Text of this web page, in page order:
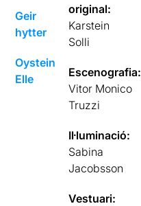
Geir
hytter
Oystein
Elle
original:
Karstein
Solli
Escenografia:
Vitor Monico
Truzzi
Il·luminació:
Sabina
Jacobsson
Vestuari: